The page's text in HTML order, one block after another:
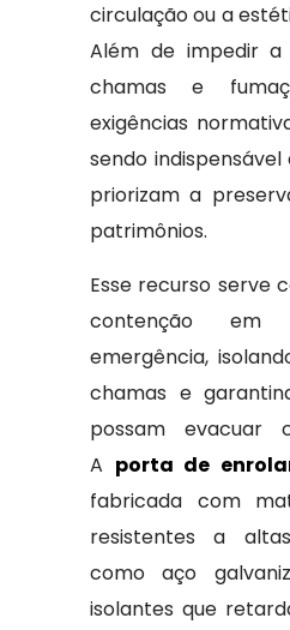
circulação ou a
Além de impedir
chamas e
exigências
sendo
priorizam a
patrimônios.
Esse recurso serve
contenção em
emergência,
chamas e
possam evacuar
A porta de
fabricada com
resistentes a
como aço
isolantes que